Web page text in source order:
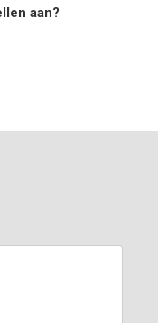
aan?